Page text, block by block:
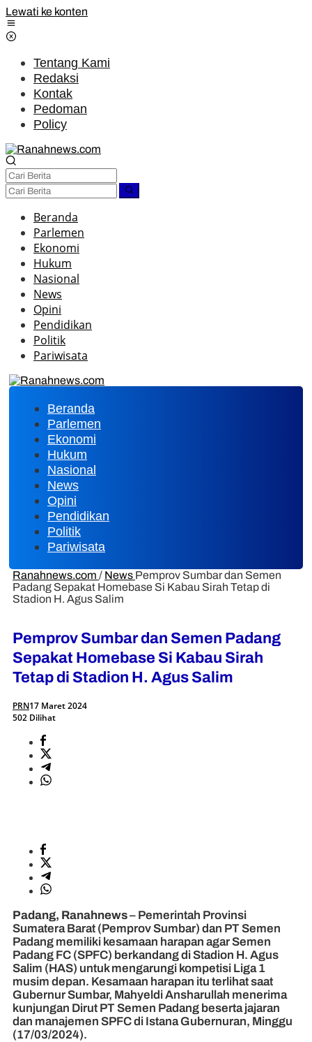
Lewati ke konten
Tentang Kami
Redaksi
Kontak
Pedoman
Policy
Beranda
Parlemen
Ekonomi
Hukum
Nasional
News
Opini
Pendidikan
Politik
Pariwisata
Beranda
Parlemen
Ekonomi
Hukum
Nasional
News
Opini
Pendidikan
Politik
Pariwisata
Ranahnews.com / News Pemprov Sumbar dan Semen
Padang Sepakat Homebase Si Kabau Sirah Tetap di
Stadion H. Agus Salim
Pemprov Sumbar dan Semen Padang
Sepakat Homebase Si Kabau Sirah
Tetap di Stadion H. Agus Salim
PRN17 Maret 2024
502 Dilihat
Padang, Ranahnews– Pemerintah Provinsi
Sumatera Barat (Pemprov Sumbar) dan PT Semen
Padang memiliki kesamaan harapan agar Semen
Padang FC (SPFC) berkandang di Stadion H. Agus
Salim (HAS) untuk mengarungi kompetisi Liga 1
musim depan. Kesamaan harapan itu terlihat saat
Gubernur Sumbar, Mahyeldi Ansharullah menerima
kunjungan Dirut PT Semen Padang beserta jajaran
dan manajemen SPFC di Istana Gubernuran, Minggu
(17/03/2024).